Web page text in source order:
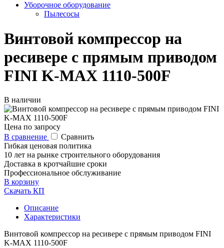
Уборочное оборудование
Пылесосы
Винтовой компрессор на
ресивере с прямым приводом
FINI K-MAX 1110-500F
В наличии
Цена по запросу
В сравнение
Сравнить
Гибкая ценовая политика
10 лет на рынке строительного оборудования
Доставка в кротчайшие сроки
Профессиональное обслуживание
В корзину
Скачать КП
Описание
Характеристики
Винтовой компрессор на ресивере с прямым приводом FINI
K-MAX 1110-500F